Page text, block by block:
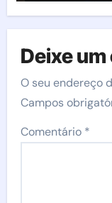
Deixe
O seu endereço
Campos
Comentário *